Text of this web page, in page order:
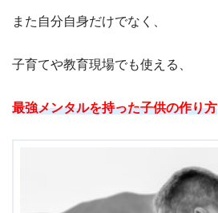
また自分自身だけでなく、
子育てや教育現場でも使える、
最強メンタルを持った子供の作り方